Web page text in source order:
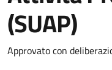
(SUAP)
Dettagli del
Approvato con